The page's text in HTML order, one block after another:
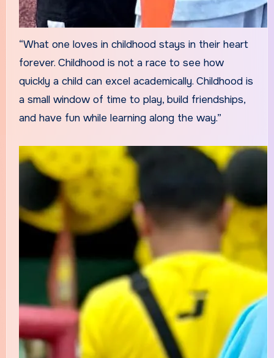
“What one loves in childhood stays in their heart
forever. Childhood is not a race to see how
quickly a child can excel academically. Childhood is
a small window of time to play, build friendships,
and have fun while learning along the way.”